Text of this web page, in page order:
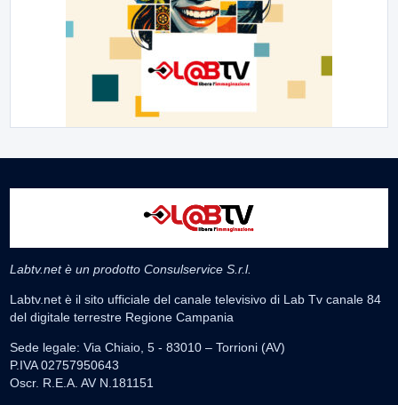
Labtv.net è un prodotto Consulservice S.r.l.
Labtv.net è il sito ufficiale del canale televisivo di Lab Tv canale 84
del digitale terrestre Regione Campania
Sede legale: Via Chiaio, 5 - 83010 – Torrioni (AV)
P.IVA 02757950643
Oscr. R.E.A. AV N.181151